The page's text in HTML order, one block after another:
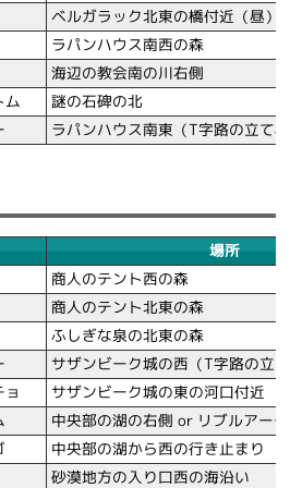
ベルガラック北東の橋付近（昼）
ラパンハウス南西の森
海辺の教会南の川右側
ム
謎の石碑の北
ラパンハウス南東（T字路の立て
場所
商人のテント西の森
商人のテント北東の森
ふしぎな泉の北東の森
サザンビーク城の西（T字路の立
サザンビーク城の東の河口付近
中央部の湖の右側 or リブルアー
中央部の湖から西の行き止まり
砂漠地方の入り口西の海沿い